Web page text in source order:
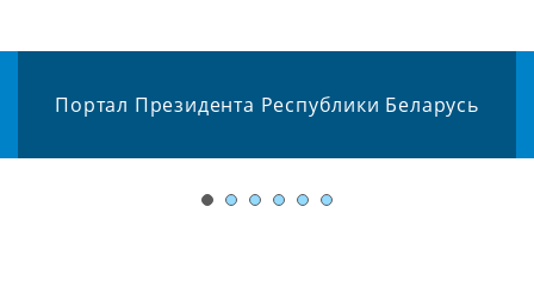
Портал Президента Республики Беларусь